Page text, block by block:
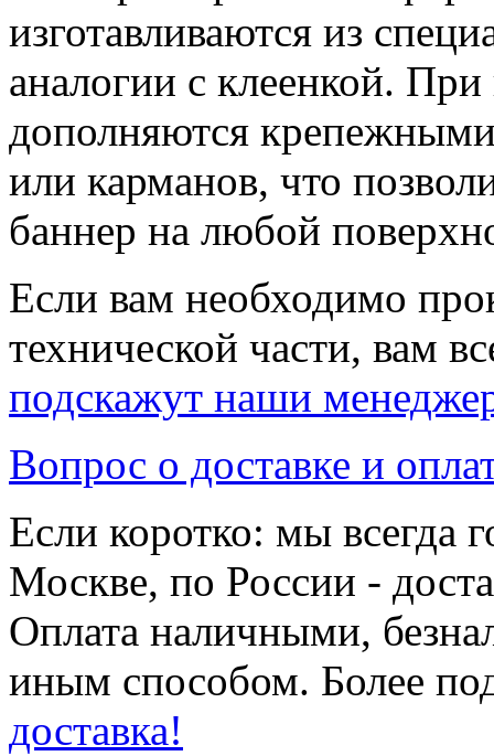
изготавливаются из
аналогии с клеенкой.
дополняются
или карманов, что
баннер на любой
Если вам необходимо
технической части, вам
подскажут наши
Вопрос о доставке и
Если коротко: мы всегда
Москве, по России -
Оплата наличными,
иным способом. Более
доставка!